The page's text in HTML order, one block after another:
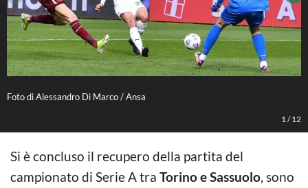
Foto di Alessandro Di Marco / Ansa
1 /12
Si è concluso il recupero della partita del
campionato di Serie A tra Torino e Sassuolo, sono